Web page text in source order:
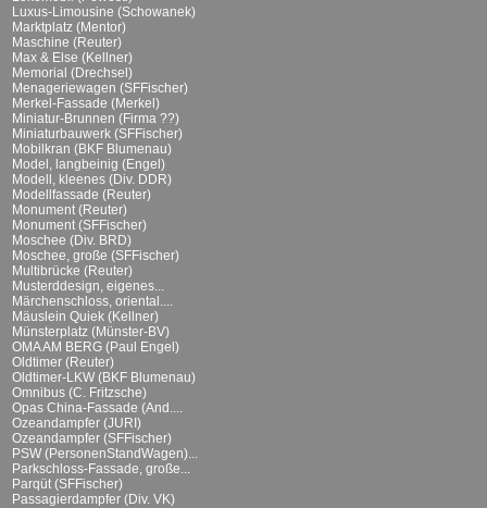
Luxus-Limousine (Schowanek)
Marktplatz (Mentor)
Maschine (Reuter)
Max & Else (Kellner)
Memorial (Drechsel)
Menageriewagen (SFFischer)
Merkel-Fassade (Merkel)
Miniatur-Brunnen (Firma ??)
Miniaturbauwerk (SFFischer)
Mobilkran (BKF Blumenau)
Model, langbeinig (Engel)
Modell, kleenes (Div. DDR)
Modellfassade (Reuter)
Monument (Reuter)
Monument (SFFischer)
Moschee (Div. BRD)
Moschee, große (SFFischer)
Multibrücke (Reuter)
Musterddesign, eigenes...
Märchenschloss, oriental....
Mäuslein Quiek (Kellner)
Münsterplatz (Münster-BV)
OMA AM BERG (Paul Engel)
Oldtimer (Reuter)
Oldtimer-LKW (BKF Blumenau)
Omnibus (C. Fritzsche)
Opas China-Fassade (And....
Ozeandampfer (JURI)
Ozeandampfer (SFFischer)
PSW (PersonenStandWagen)...
Parkschloss-Fassade, große...
Parqüt (SFFischer)
Passagierdampfer (Div. VK)